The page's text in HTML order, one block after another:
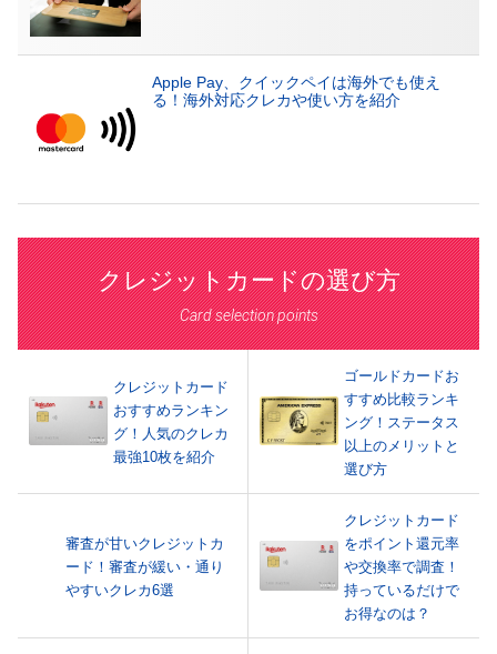
Apple Pay、クイックペイは海外でも使え
る！海外対応クレカや使い方を紹介
クレジットカードの選び方
Card selection points
クレジットカード
おすすめランキン
グ！人気のクレカ
最強10枚を紹介
ゴールドカードお
すすめ比較ランキ
ング！ステータス
以上のメリットと
選び方
審査が甘いクレジットカ
ード！審査が緩い・通り
やすいクレカ6選
クレジットカード
をポイント還元率
や交換率で調査！
持っているだけで
お得なのは？